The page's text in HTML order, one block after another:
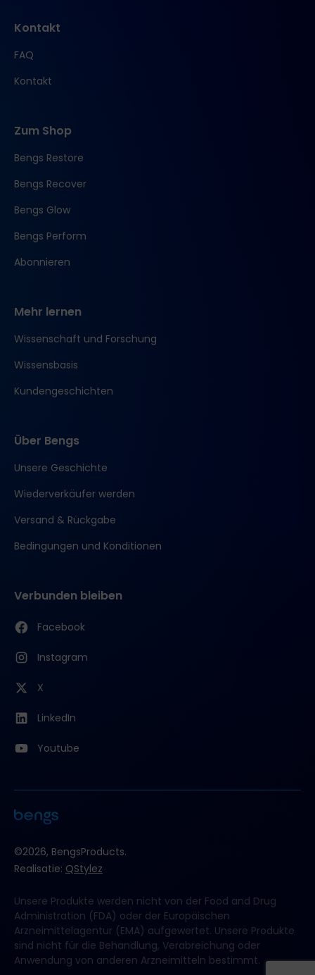
Kontakt
FAQ
Kontakt
Zum Shop
Bengs Restore
Bengs Recover
Bengs Glow
Bengs Perform
Abonnieren
Mehr lernen
Wissenschaft und Forschung
Wissensbasis
Kundengeschichten
Über Bengs
Unsere Geschichte
Wiederverkäufer werden
Versand & Rückgabe
Bedingungen und Konditionen
Verbunden bleiben
Facebook
Instagram
X
LinkedIn
Youtube
©2026, BengsProducts.
Realisatie: QStylez
Unsere Produkte werden nicht von der Food and Drug
Administration (FDA) oder der Europäischen
Arzneimittelagentur (EMA) aufgewertet. Unsere Produkte
sind nicht für die Behandlung, Verabreichung oder
Anwendung von anderen Arzneimitteln bestimmt.